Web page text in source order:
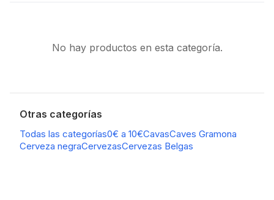
No hay productos en esta categoría.
Otras categorías
Todas las categorías0€ a 10€CavasCaves Gramona
Cerveza negraCervezasCervezas Belgas